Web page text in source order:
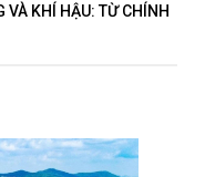
VÀ KHÍ HẬU: TỪ CHÍNH